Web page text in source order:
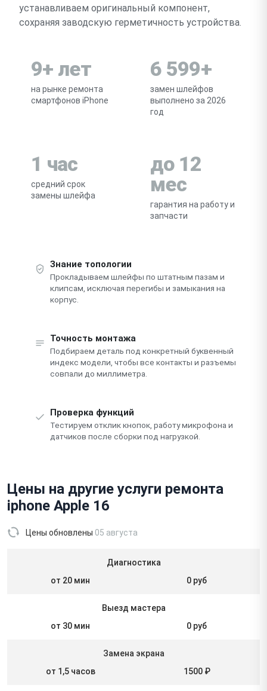
устанавливаем оригинальный компонент,
сохраняя заводскую герметичность устройства.
9+ лет
на рынке ремонта
смартфонов iPhone
6 599+
замен шлейфов
выполнено за 2026
год
1 час
средний срок
замены шлейфа
до 12
мес
гарантия на работу и
запчасти
Знание топологии
Прокладываем шлейфы по штатным пазам и
клипсам, исключая перегибы и замыкания на
корпус.
Точность монтажа
Подбираем деталь под конкретный буквенный
индекс модели, чтобы все контакты и разъемы
совпали до миллиметра.
Проверка функций
Тестируем отклик кнопок, работу микрофона и
датчиков после сборки под нагрузкой.
Цены на другие услуги ремонта
iphone Apple 16
Цены обновлены 05 августа
Диагностика
от 20 мин
0 руб
Выезд мастера
от 30 мин
0 руб
Замена экрана
от 1,5 часов
1500 ₽